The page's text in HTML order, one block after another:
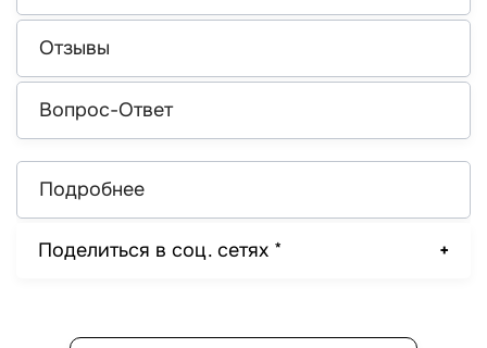
Отзывы
Вопрос-Ответ
Подробнее
Поделиться в соц. сетях *